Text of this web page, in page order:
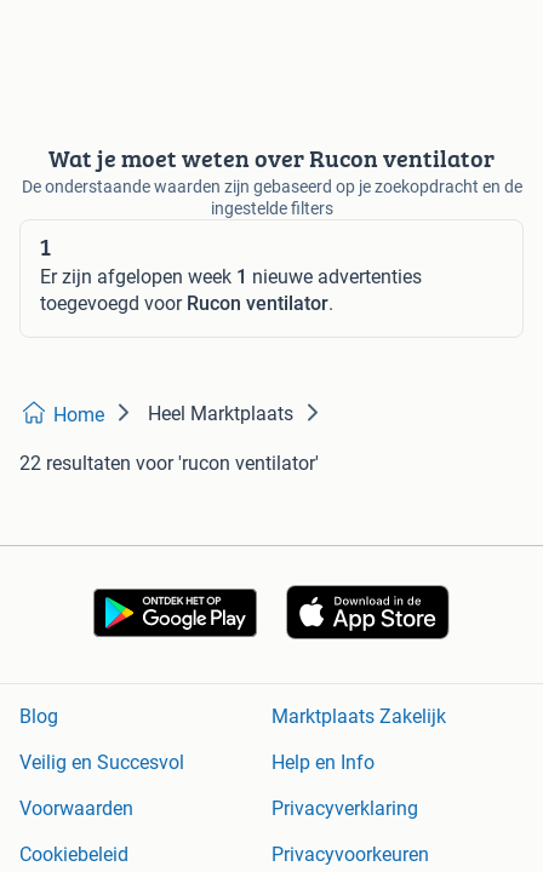
Wat je moet weten over Rucon ventilator
De onderstaande waarden zijn gebaseerd op je zoekopdracht en de
ingestelde filters
1
Er zijn afgelopen week 1 nieuwe advertenties
toegevoegd voor Rucon ventilator.
Home Heel Marktplaats
22 resultaten voor 'rucon ventilator'
Blog
Marktplaats Zakelijk
Veilig en Succesvol
Help en Info
Voorwaarden
Privacyverklaring
Cookiebeleid
Privacyvoorkeuren